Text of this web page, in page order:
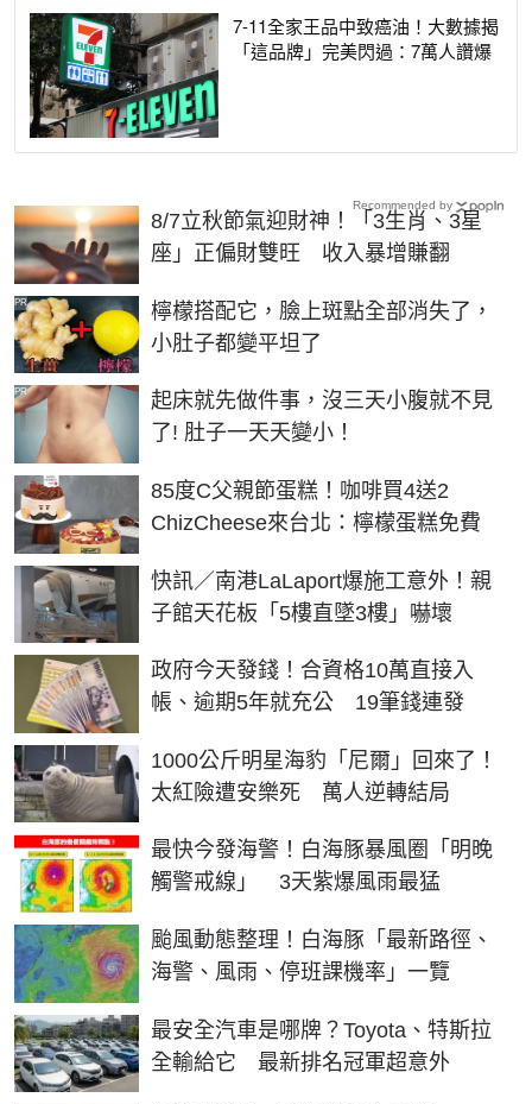
7-11全家王品中致癌油！大數據揭
「這品牌」完美閃過：7萬人讚爆
8/7立秋節氣迎財神！「3生肖、3星
座」正偏財雙旺 收入暴增賺翻
檸檬搭配它，臉上斑點全部消失了，
小肚子都變平坦了
PR
起床就先做件事，沒三天小腹就不見
了! 肚子一天天變小！
PR
85度C父親節蛋糕！咖啡買4送2
ChizCheese來台北：檸檬蛋糕免費
快訊／南港LaLaport爆施工意外！親
子館天花板「5樓直墜3樓」嚇壞
政府今天發錢！合資格10萬直接入
帳、逾期5年就充公 19筆錢連發
1000公斤明星海豹「尼爾」回來了！
太紅險遭安樂死 萬人逆轉結局
最快今發海警！白海豚暴風圈「明晚
觸警戒線」 3天紫爆風雨最猛
颱風動態整理！白海豚「最新路徑、
海警、風雨、停班課機率」一覽
最安全汽車是哪牌？Toyota、特斯拉
全輸給它 最新排名冠軍超意外
Recommended by